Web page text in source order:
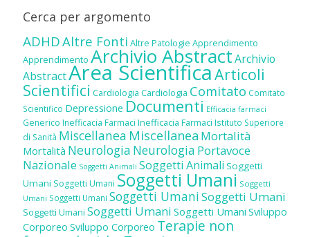
Cerca per argomento
ADHDAltre Fonti Altre Patologie Apprendimento
Apprendimento Archivio AbstractArchivio
AbstractArea ScientificaArticoli
Scientifici Cardiologia Cardiologia Comitato Comitato
Scientifico Depressione Documenti Efficacia farmaci
Generico Inefficacia Farmaci Inefficacia Farmaci Istituto Superiore
di Sanità Miscellanea Miscellanea Mortalità
Mortalità Neurologia Neurologia Portavoce
Nazionale Soggetti Animali Soggetti Animali Soggetti
Umani Soggetti Umani Soggetti Umani Soggetti
Umani Soggetti Umani Soggetti UmaniSoggetti Umani
Soggetti Umani Soggetti Umani Soggetti Umani Sviluppo
Corporeo Sviluppo Corporeo Terapie non